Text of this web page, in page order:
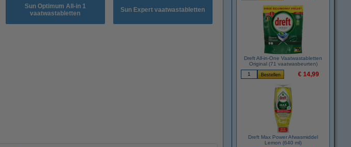
Sun Optimum All-in 1
vaatwastabletten
Sun Expert vaatwastabletten
Dreft All-in-One Vaatwastabletten
Original (71 vaatwasbeurten)
€ 14,99
Dreft Max Power Afwasmiddel
Lemon (640 ml)